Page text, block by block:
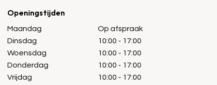
Openingstijden
Maandag
Dinsdag
Woensdag
Donderdag
Vrijdag
Op afspraak
10:00 - 17:00
10:00 - 17:00
10:00 - 17:00
10:00 - 17:00